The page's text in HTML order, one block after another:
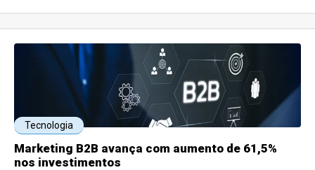
Tecnologia
Marketing B2B avança com aumento de 61,5%
nos investimentos